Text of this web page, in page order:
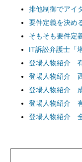
排他制御でアイ
要件定義を決め
そもそも要件定
IT訴訟弁護士「
登場人物紹介
登場人物紹介
登場人物紹介
登場人物紹介
登場人物紹介